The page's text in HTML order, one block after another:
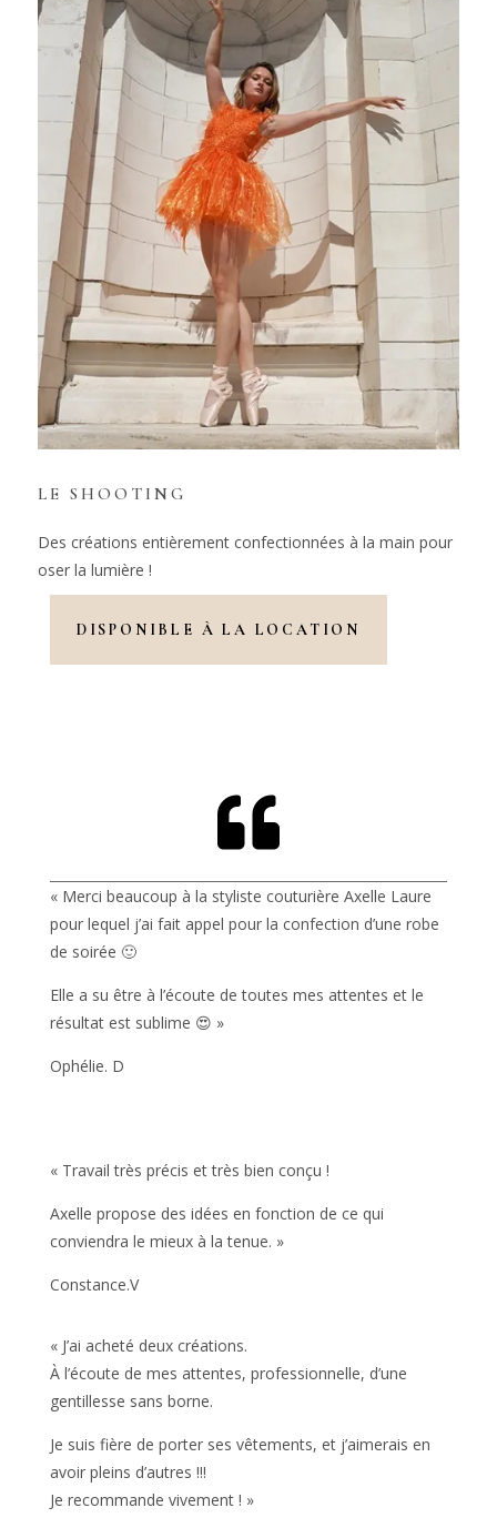
LE SHOOTING
Des créations entièrement confectionnées à la main pour
oser la lumière !
DISPONIBLE À LA LOCATION

« Merci beaucoup à la styliste couturière Axelle Laure
pour lequel j’ai fait appel pour la confection d’une robe
de soirée 🙂
Elle a su être à l’écoute de toutes mes attentes et le
résultat est sublime 😍 »
Ophélie. D
« Travail très précis et très bien conçu !
Axelle propose des idées en fonction de ce qui
conviendra le mieux à la tenue. »
Constance.V
« J’ai acheté deux créations.
À l’écoute de mes attentes, professionnelle, d’une
gentillesse sans borne.
Je suis fière de porter ses vêtements, et j’aimerais en
avoir pleins d’autres !!!
Je recommande vivement ! »